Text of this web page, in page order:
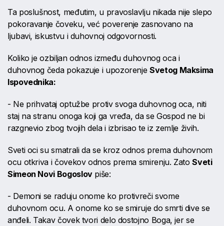
Ta poslušnost, međutim, u pravoslavlju nikada nije slepo
pokoravanje čoveku, već poverenje zasnovano na
ljubavi, iskustvu i duhovnoj odgovornosti.
Koliko je ozbiljan odnos između duhovnog oca i
duhovnog čeda pokazuje i upozorenjeSvetog Maksima
Ispovednika:
- Ne prihvataj optužbe protiv svoga duhovnog oca, niti
staj na stranu onoga koji ga vređa, da se Gospod ne bi
razgnevio zbog tvojih dela i izbrisao te iz zemlje živih.
Sveti oci su smatrali da se kroz odnos prema duhovnom
ocu otkriva i čovekov odnos prema smirenju. ZatoSveti
Simeon Novi Bogoslovpiše:
- Demoni se raduju onome ko protivreči svome
duhovnom ocu. A onome ko se smiruje do smrti dive se
anđeli. Takav čovek tvori delo dostojno Boga, jer se